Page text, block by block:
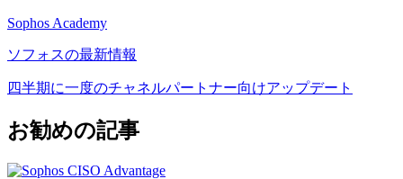
Sophos Academy
ソフォスの最新情報
四半期に一度のチャネルパートナー向けアップデート
お勧めの記事